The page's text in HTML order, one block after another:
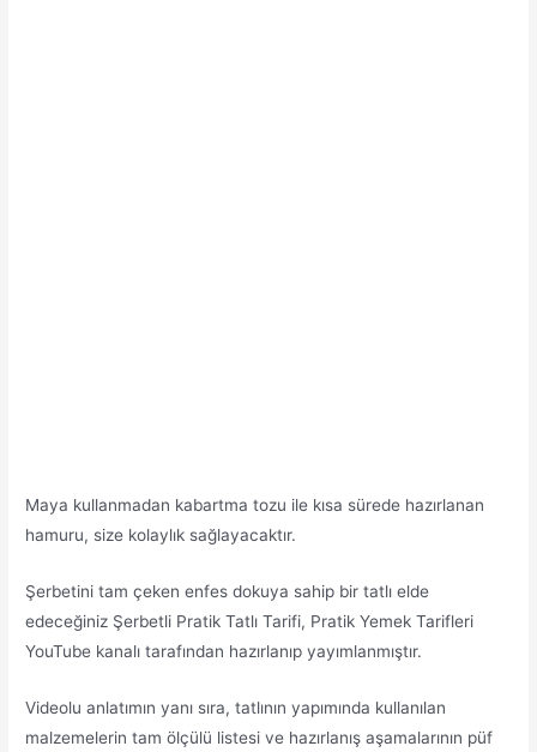
Maya kullanmadan kabartma tozu ile kısa sürede hazırlanan
hamuru, size kolaylık sağlayacaktır.
Şerbetini tam çeken enfes dokuya sahip bir tatlı elde
edeceğiniz Şerbetli Pratik Tatlı Tarifi, Pratik Yemek Tarifleri
YouTube kanalı tarafından hazırlanıp yayımlanmıştır.
Videolu anlatımın yanı sıra, tatlının yapımında kullanılan
malzemelerin tam ölçülü listesi ve hazırlanış aşamalarının püf